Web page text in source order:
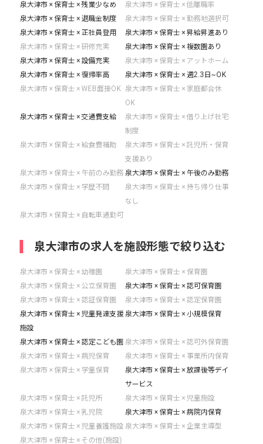
泉大津市 × 保育士 × 残業少なめ
泉大津市 × 保育士 × 低離職率
泉大津市 × 保育士 × 退職金制度
泉大津市 × 保育士 × 勤務地選択可
泉大津市 × 保育士 × 正社員登用
泉大津市 × 保育士 × 昇給昇進あり
泉大津市 × 保育士 × 研修充実
泉大津市 × 保育士 × 複数園あり
泉大津市 × 保育士 × 設備充実
泉大津市 × 保育士 × アットホーム
泉大津市 × 保育士 × 復帰率高
泉大津市 × 保育士 × 週2.3日~OK
泉大津市 × 保育士 × WEB面接OK
泉大津市 × 保育士 × 家庭都合休
OK
泉大津市 × 保育士 × 交通費支給
泉大津市 × 保育士 × 借り上げ社宅
制度
泉大津市 × 保育士 × 給食費補助
泉大津市 × 保育士 × 託児所・保育
支援あり
泉大津市 × 保育士 × 午前のみ勤務泉大津市 × 保育士 × 午後のみ勤務
泉大津市 × 保育士 × 学歴不問
泉大津市 × 保育士 × 持ち帰り仕事
なし
泉大津市 × 保育士 × 自転車通勤可
泉大津市の求人を施設形態で絞り込む
泉大津市 × 保育士 × 幼稚園
泉大津市 × 保育士 × 保育園
泉大津市 × 保育士 × 公立保育園
泉大津市 × 保育士 × 認可保育園
泉大津市 × 保育士 × 認証保育園
泉大津市 × 保育士 × 認定保育園
泉大津市 × 保育士 × 児童発達支援
施設
泉大津市 × 保育士 × 小規模保育
泉大津市 × 保育士 × 認定こども園 泉大津市 × 保育士 × 認可外保育園
泉大津市 × 保育士 × 病児保育
泉大津市 × 保育士 × 事業所内保育
泉大津市 × 保育士 × 学童保育
泉大津市 × 保育士 × 放課後等デイ
サービス
泉大津市 × 保育士 × 託児所
泉大津市 × 保育士 × 児童施設
泉大津市 × 保育士 × 乳児院
泉大津市 × 保育士 × 病院内保育
泉大津市 × 保育士 × 児童養護施設 泉大津市 × 保育士 × 企業主導型
泉大津市 × 保育士 × その他(施設)